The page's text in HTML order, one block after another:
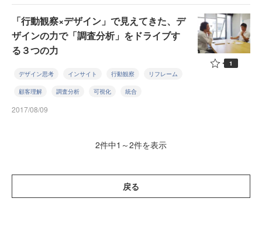
「行動観察×デザイン」で見えてきた、デ
ザインの力で「調査分析」をドライブす
る３つの力
デザイン思考 インサイト 行動観察 リフレーム
顧客理解 調査分析 可視化 統合
2017/08/09
1
2件中1～2件を表示
戻る